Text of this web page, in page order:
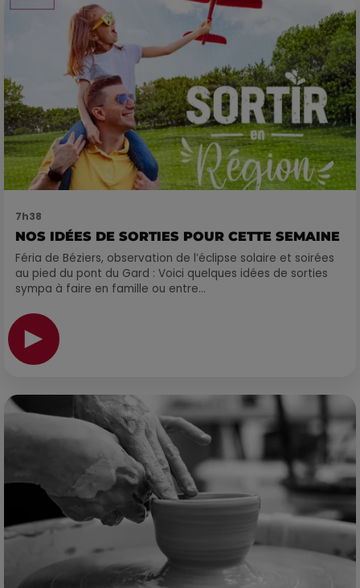
7h38
NOS IDÉES DE SORTIES POUR CETTE SEMAINE
Féria de Béziers, observation de l’éclipse solaire et soirées
au pied du pont du Gard : Voici quelques idées de sorties
sympa à faire en famille ou entre...